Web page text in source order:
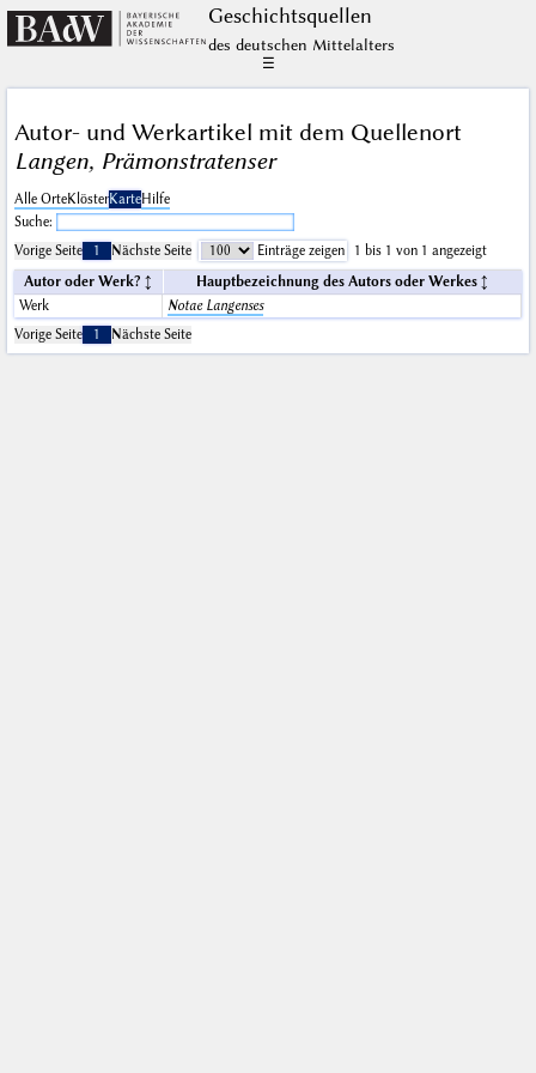
Geschichts­quellen
des deutschen Mittelalters
☰
Autor- und Werkartikel mit dem Quellenort
Langen, Prämonstratenser
Alle OrteKlösterKarteHilfe
Suche:
Vorige Seite
1 Nächste Seite Einträge zeigen
1 bis 1 von 1 angezeigt
Autor oder Werk?
Hauptbezeichnung des Autors oder Werkes
Werk
Notae Langenses
Vorige Seite
1 Nächste Seite